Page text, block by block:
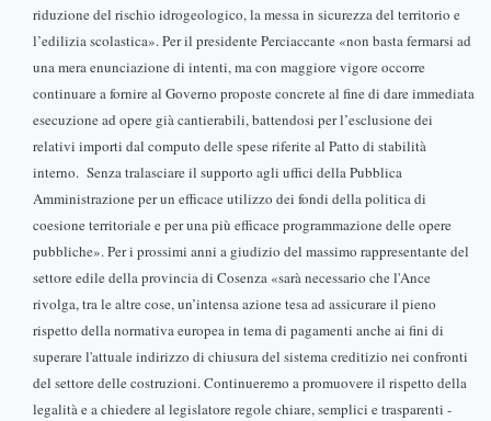
riduzione del rischio idrogeologico, la messa in sicurezza del territorio e
l’edilizia scolastica».Per il presidente Perciaccante «non basta fermarsi ad
una mera enunciazione di intenti, ma con maggiore vigore occorre
continuare a fornire al Governo proposte concrete al fine di dare immediata
esecuzione ad opere già cantierabili, battendosi per l’esclusione dei
relativi importi dal computo delle spese riferite al Patto di stabilità
interno. Senza tralasciare il supporto agli uffici della Pubblica
Amministrazione per un efficace utilizzo dei fondi della politica di
coesione territoriale e per una più efficace programmazione delle opere
pubbliche».Per i prossimi anni a giudizio del massimo rappresentante del
settore edile della provincia di Cosenza «sarà necessario che l'Ance
rivolga, tra le altre cose, un’intensa azione tesa ad assicurare il pieno
rispetto della normativa europea in tema di pagamenti anche ai fini di
superare l'attuale indirizzo di chiusura del sistema creditizio nei confronti
del settore delle costruzioni. Continueremo a promuovere il rispetto della
legalità e a chiedere al legislatore regole chiare, semplici e trasparenti -